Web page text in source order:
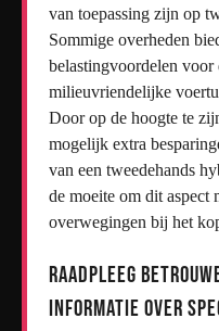
van toepassing zijn op
Sommige overheden
belastingvoordelen voor
milieuvriendelijke
Door op de hoogte te
mogelijk extra
van een tweedehands
de moeite om dit aspect
overwegingen bij het
Raadpleeg
informatie over